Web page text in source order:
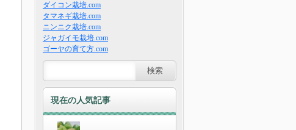
ダイコン栽培.com
タマネギ栽培.com
ニンニク栽培.com
ジャガイモ栽培.com
ゴーヤの育て方.com
現在の人気記事